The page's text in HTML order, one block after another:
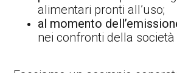
alimentari pronti all’uso;
al momento
nei confronti della